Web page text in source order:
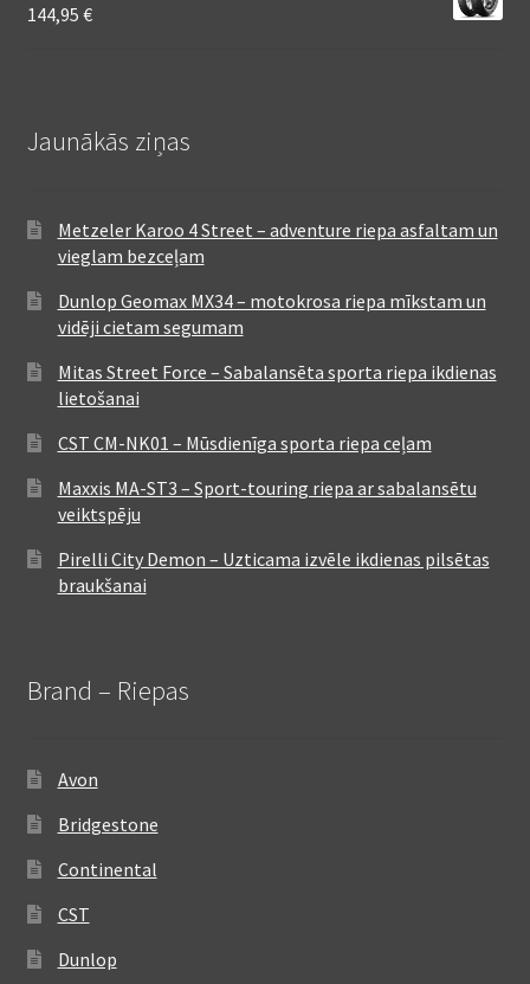
144,95 €
Jaunākās ziņas
Metzeler Karoo 4 Street – adventure riepa asfaltam un
vieglam bezceļam
Dunlop Geomax MX34 – motokrosa riepa mīkstam un
vidēji cietam segumam
Mitas Street Force – Sabalansēta sporta riepa ikdienas
lietošanai
CST CM-NK01 – Mūsdienīga sporta riepa ceļam
Maxxis MA-ST3 – Sport-touring riepa ar sabalansētu
veiktspēju
Pirelli City Demon – Uzticama izvēle ikdienas pilsētas
braukšanai
Brand – Riepas
Avon
Bridgestone
Continental
CST
Dunlop